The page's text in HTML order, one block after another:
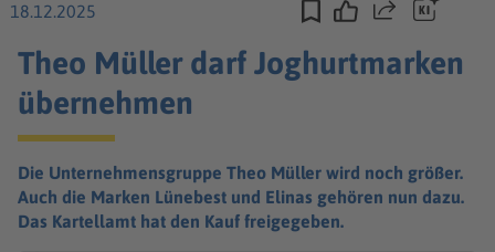
18.12.2025 Teilen
Theo Müller darf Joghurtmarken
übernehmen
Die Unternehmensgruppe Theo Müller wird noch größer.
Auch die Marken Lünebest und Elinas gehören nun dazu.
Das Kartellamt hat den Kauf freigegeben.